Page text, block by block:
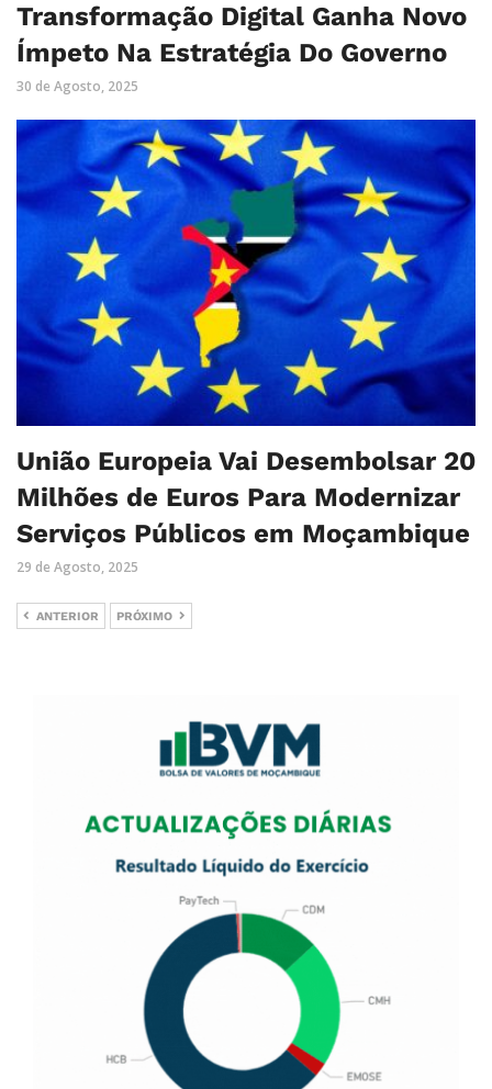
Transformação Digital Ganha Novo
Ímpeto Na Estratégia Do Governo
30 de Agosto, 2025
União Europeia Vai Desembolsar 20
Milhões de Euros Para Modernizar
Serviços Públicos em Moçambique
29 de Agosto, 2025
ANTERIOR PRÓXIMO